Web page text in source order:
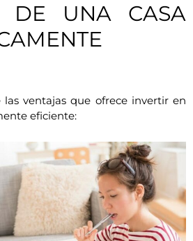
DE UNA CASA
las ventajas que ofrece invertir en
eficiente: